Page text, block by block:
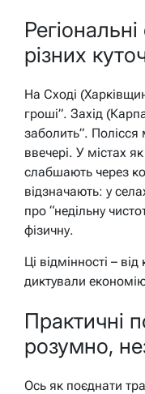
різних
На Сході
гроші”. Захід
заболить”.
ввечері. У містах
слабшають через
відзначають: у
про “недільну
фізичну.
Ці відмінності –
диктували
Практичні
розумно,
Ось як поєднати